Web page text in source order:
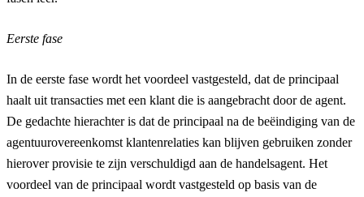
Eerste fase
In de eerste fase wordt het voordeel vastgesteld, dat de principaal
haalt uit transacties met een klant die is aangebracht door de agent.
De gedachte hierachter is dat de principaal na de beëindiging van de
agentuurovereenkomst klantenrelaties kan blijven gebruiken zonder
hierover provisie te zijn verschuldigd aan de handelsagent. Het
voordeel van de principaal wordt vastgesteld op basis van de